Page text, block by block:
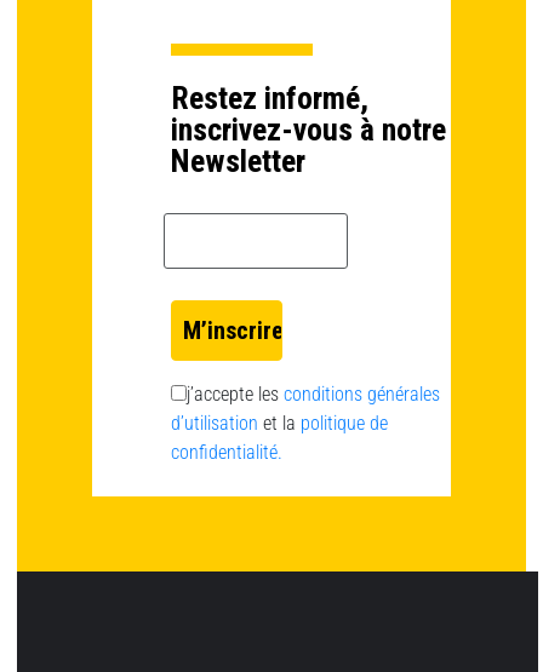
Restez informé,
inscrivez-vous à notre
Newsletter
j’accepte les conditions générales
d’utilisation et la politique de
confidentialité.